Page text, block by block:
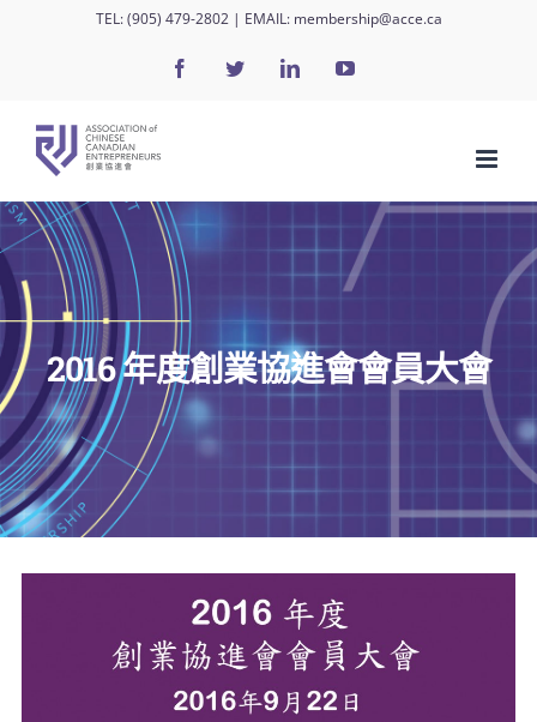
TEL:(905) 479-2802| EMAIL: membership@acce.ca
FacebookTwitterLinkedInYouTube
2016 年度創業協進會會員大會